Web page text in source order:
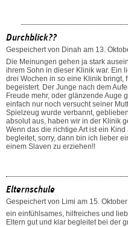
Durchblick??
Gespeichert von Dinah am 13.
Die Meinungen gehen ja stark
ihrem Sohn in dieser Klinik war. Ein
drei Wochen in so eine Klinik bringt,
begeistert. Der Junge nach dem
Freude mehr, oder glänzende Auge
einfach nur noch versucht seiner
Spielzeug wurde verbannt,
absolut aus, haben wir in der Klinik
Wenn das die richtige Art ist ein
begleitet, sorry, dann bin ich lieber
einem Slaven zu erziehen!!
Elternschule
Gespeichert von Limi am 15.
ein einfühlsames, hilfreiches und
Eltern gut und klar begleitet bei der